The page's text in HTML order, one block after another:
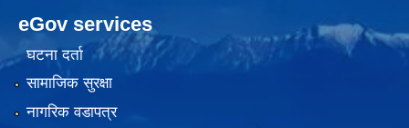
eGov services
घटना दर्ता
सामाजिक सुरक्षा
नागरिक वडापत्र